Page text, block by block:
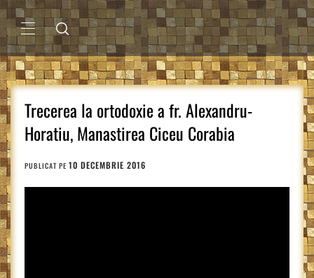
Sari
la
conținutMENIU
PRINCIPAL
Trecerea la ortodoxie a fr. Alexandru-
Horatiu, Manastirea Ciceu Corabia
PUBLICAT PE 10 DECEMBRIE 2016